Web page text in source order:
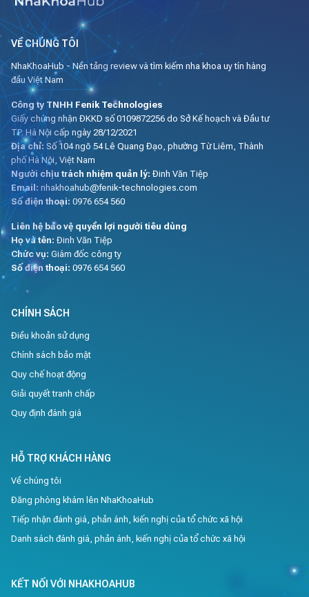
VỀ CHÚNG TÔI
NhaKhoaHub - Nền tảng review và tìm kiếm nha khoa uy tín hàng
đầu Việt Nam
Công ty TNHH Fenik Technologies
Giấy chứng nhận ĐKKD số 0109872256 do Sở Kế hoạch và Đầu tư
TP. Hà Nội cấp ngày 28/12/2021
Địa chỉ: Số 104 ngõ 54 Lê Quang Đạo, phường Từ Liêm, Thành
phố Hà Nội, Việt Nam
Người chịu trách nhiệm quản lý: Đinh Văn Tiệp
Email: nhakhoahub@fenik-technologies.com
Số điện thoại: 0976 654 560
Liên hệ bảo vệ quyền lợi người tiêu dùng
Họ và tên: Đinh Văn Tiệp
Chức vụ: Giám đốc công ty
Số điện thoại: 0976 654 560
CHÍNH SÁCH
Điều khoản sử dụng
Chính sách bảo mật
Quy chế hoạt động
Giải quyết tranh chấp
Quy định đánh giá
HỖ TRỢ KHÁCH HÀNG
Về chúng tôi
Đăng phòng khám lên NhaKhoaHub
Tiếp nhận đánh giá, phản ánh, kiến nghị của tổ chức xã hội
Danh sách đánh giá, phản ánh, kiến nghị của tổ chức xã hội
KẾT NỐI VỚI NHAKHOAHUB